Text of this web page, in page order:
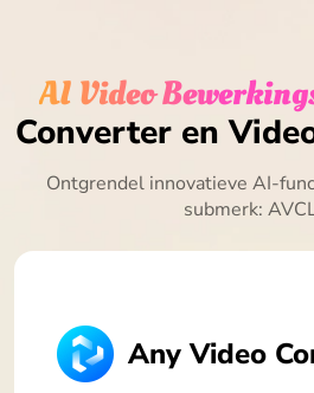
AI Video
Converter en
Ontgrendel innovatieve AI-
submerk:
Any Video